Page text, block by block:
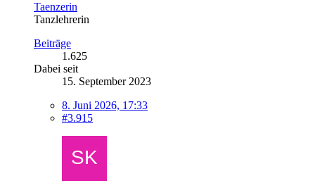
Taenzerin
Tanzlehrerin
Beiträge
1.625
Dabei seit
15. September 2023
8. Juni 2026, 17:33
#3.915